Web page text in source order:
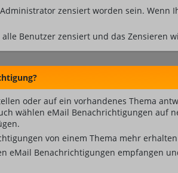
zensiert worden sein.
Benutzer zensiert und das Zensieren
oder auf ein vorhandenes Thema
wählen eMail Benachrichtigungen auf
von einem Thema mehr
eMail Benachrichtigungen empfangen